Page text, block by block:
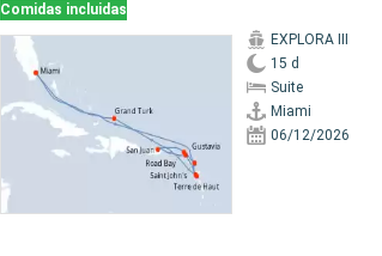
Comidas incluidas
EXPLORA III
15 d
Suite
Miami
06/12/2026